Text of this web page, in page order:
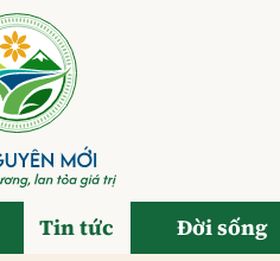
Tin tức Đời sống